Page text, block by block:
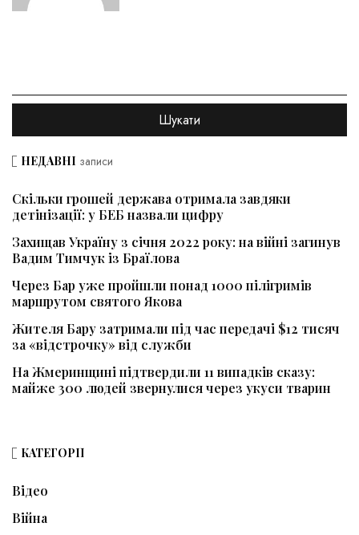
НЕДАВНІ записи
Скільки грошей держава отримала завдяки
детінізації: у БЕБ назвали цифру
Захищав Україну з січня 2022 року: на війні загинув
Вадим Тимчук із Браїлова
Через Бар уже пройшли понад 1000 пілігримів
маршрутом святого Якова
Жителя Бару затримали під час передачі $12 тисяч
за «відстрочку» від служби
На Жмеринщині підтвердили 11 випадків сказу:
майже 300 людей звернулися через укуси тварин
КАТЕГОРІЇ
Відео
Війна